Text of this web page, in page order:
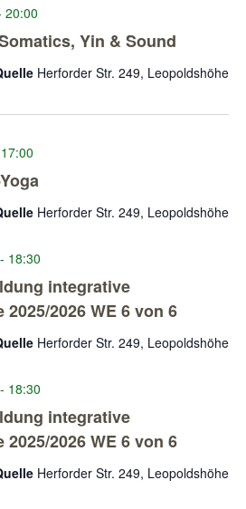
Yin & Sound
20:00
Herforder Str. 249, Leopoldshöhe
17:00
Herforder Str. 249, Leopoldshöhe
integrative
2026 WE 6 von 6
- 18:30
Herforder Str. 249, Leopoldshöhe
integrative
2026 WE 6 von 6
- 18:30
Herforder Str. 249, Leopoldshöhe